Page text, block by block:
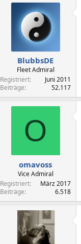
BlubbsDE
Fleet Admiral
Registriert
Juni 2011
Beiträge
52.117
O
omavoss
Vice Admiral
Registriert
März 2017
Beiträge
6.518